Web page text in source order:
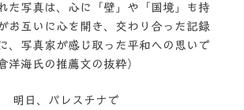
た写真は、心に「壁」や「国境」も持
お互いに心を開き、交わり合った記録
、写真家が感じ取った平和への思いで
洋海氏の推薦文の抜粋）
明日、パレスチナで